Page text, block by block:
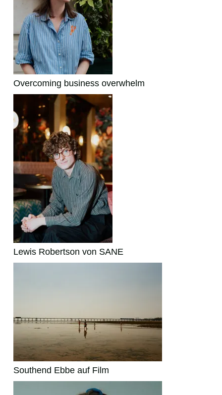
Overcoming business overwhelm
Lewis Robertson von SANE
Southend Ebbe auf Film